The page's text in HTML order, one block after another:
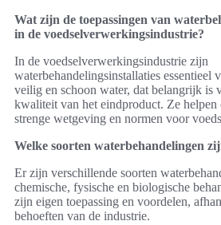
Wat zijn de toepassingen van
in de voedselverwerkingsindustrie?
In de voedselverwerkingsindustrie zijn
waterbehandelingsinstallaties essentieel
veilig en schoon water, dat belangrijk is
kwaliteit van het eindproduct. Ze
strenge wetgeving en normen voor
Welke soorten waterbehandelingen
Er zijn verschillende soorten
chemische, fysische en biologische
zijn eigen toepassing en voordelen,
behoeften van de industrie.